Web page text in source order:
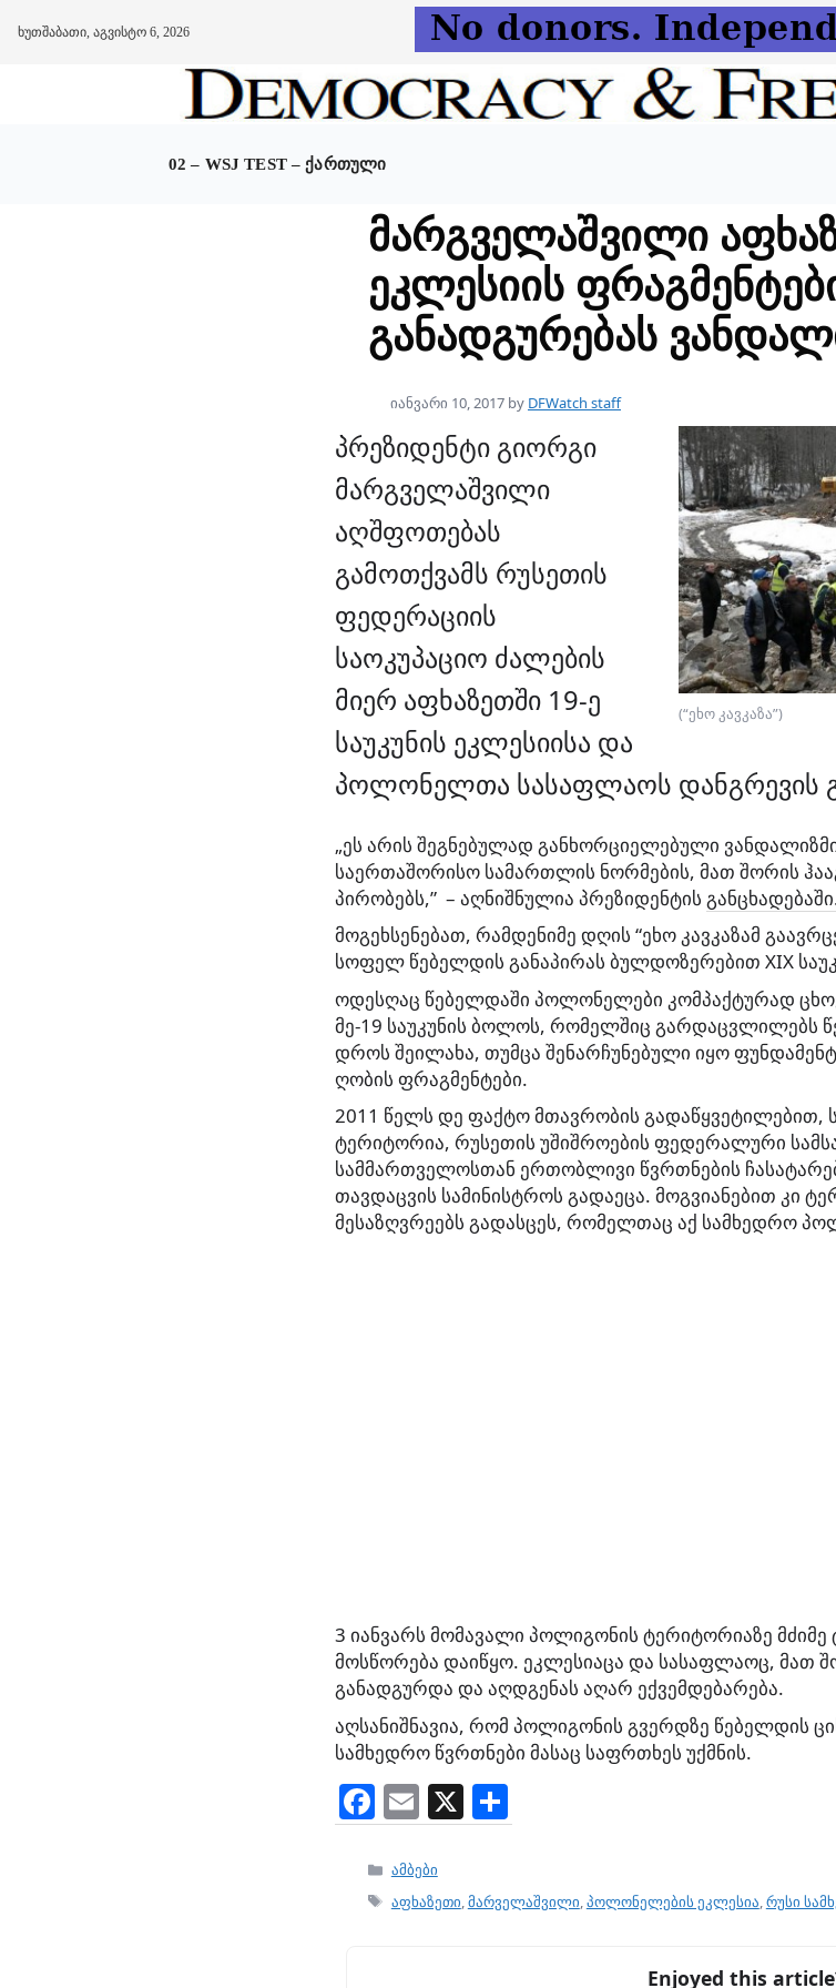
ხუთშაბათი, აგვისტო 6, 2026
02 – WSJ TEST – ᲥᲐᲠᲗᲣᲚᲘ
მარგველაშვილი
ეკლესიის
განადგურებას
იანვარი 10, 2017 by DFWatch staff
(“ეხო კავკაზა”)
პრეზიდენტი გიორგი
მარგველაშვილი
აღშფოთებას
გამოთქვამს რუსეთის
ფედერაციის
საოკუპაციო ძალების
მიერ აფხაზეთში 19-ე
საუკუნის ეკლესიისა და
პოლონელთა სასაფლაოს დანგრევის
„ეს არის შეგნებულად განხორციელებული
საერთაშორისო სამართლის ნორმების, მათ შორის
პირობებს,” – აღნიშნულია პრეზიდენტის
მოგეხსენებათ, რამდენიმე დღის “ეხო კავკაზამ
სოფელ წებელდის განაპირას ბულდოზერებით XIX
ოდესღაც წებელდაში პოლონელები კომპაქტურად
მე-19 საუკუნის ბოლოს, რომელშიც გარდაცვლილებს
დროს შეილახა, თუმცა შენარჩუნებული იყო
ღობის ფრაგმენტები.
2011 წელს დე ფაქტო მთავრობის
ტერიტორია, რუსეთის უშიშროების ფედერალური
სამმართველოსთან ერთობლივი წვრთნების
თავდაცვის სამინისტროს გადაეცა. მოგვიანებით კი
მესაზღვრეებს გადასცეს, რომელთაც აქ სამხედრო
3 იანვარს მომავალი პოლიგონის ტერიტორიაზე მძიმე
მოსწორება დაიწყო. ეკლესიაცა და სასაფლაოც, მათ
განადგურდა და აღდგენას აღარ ექვემდებარება.
აღსანიშნავია, რომ პოლიგონის გვერდზე წებელდის
სამხედრო წვრთნები მასაც საფრთხეს უქმნის.
F
a
c
e
E
m
ai
l
X
h
e
Categories
ამბები
Tags
აფხაზეთი,მარველაშვილი,პოლონელების ეკლესია,რუსი
Enjoyed this